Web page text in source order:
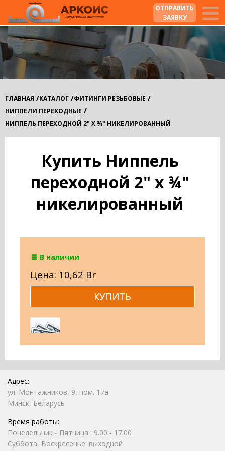
ОТПРАВИТЬ
ЗАЯВКУ
ГЛАВНАЯ /КАТАЛОГ /ФИТИНГИ РЕЗЬБОВЫЕ /
НИППЕЛИ ПЕРЕХОДНЫЕ /
НИППЕЛЬ ПЕРЕХОДНОЙ 2" X ¾" НИКЕЛИРОВАННЫЙ
Купить Ниппель
переходной 2" x ¾"
никелированный
В наличии
Цена: 10,62 Br
Адрес:
ул. Монтажников, 9, пом. 17а
Минск, Беларусь
Время работы:
Понедельник - Пятница : 9.00 - 17.00
Суббота, Воскресенье: выходной